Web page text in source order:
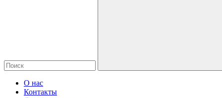
О нас
Контакты